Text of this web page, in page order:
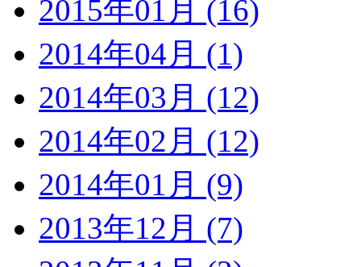
2015年01月 (16)
2014年04月 (1)
2014年03月 (12)
2014年02月 (12)
2014年01月 (9)
2013年12月 (7)